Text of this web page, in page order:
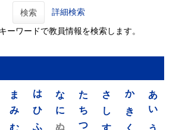
検索 詳細検索
ーワードで教員情報を検索します。
あ
い
う
か
き
く
さ
し
す
た
ち
つ
な
に
ぬ
は
ひ
ふ
ま
み
む